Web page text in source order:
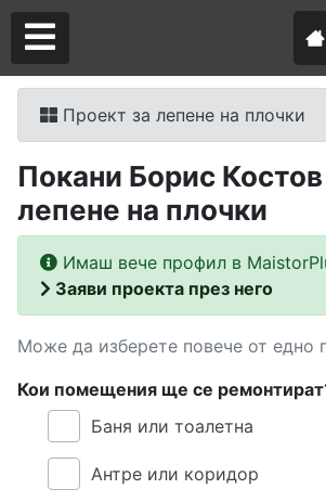
Проект за лепене на плочки
Покани Борис Костов
лепене на плочки
Имаш вече профил в
Заяви проекта през него
Може да изберете повече от едно
Кои помещения ще се
Баня или тоалетна
Антре или коридор
Аз съм майстор
Търся майстор